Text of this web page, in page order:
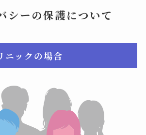
シーの保護について
ニックの場合